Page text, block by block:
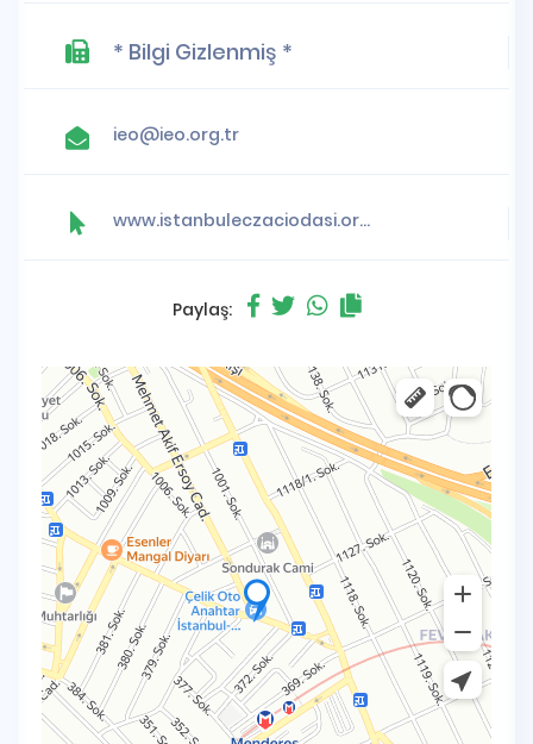
* Bilgi Gizlenmiş *
ieo@ieo.org.tr
www.istanbuleczaciodasi.org.tr
Paylaş: